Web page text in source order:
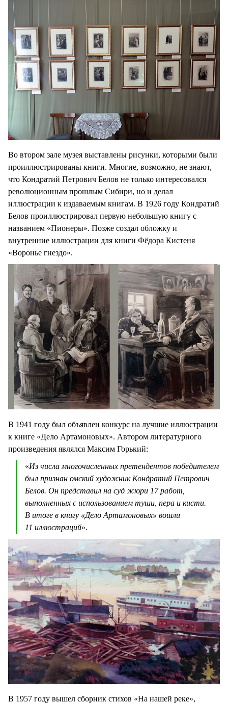
Во втором зале музея выставлены рисунки, которыми были
проиллюстрированы книги. Многие, возможно, не знают,
что Кондратий Петрович Белов не только интересовался
революционным прошлым Сибири, но и делал
иллюстрации к издаваемым книгам. В 1926 году Кондратий
Белов проиллюстрировал первую небольшую книгу с
названием «Пионеры». Позже создал обложку и
внутренние иллюстрации для книги Фёдора Кистеня
«Воронье гнездо».
В 1941 году был объявлен конкурс на лучшие иллюстрации
к книге «Дело Артамоновых». Автором литературного
произведения являлся Максим Горький:
«Из числа многочисленных претендентов победителем
был признан омский художник Кондратий Петрович
Белов. Он представил на суд жюри 17 работ,
выполненных с использованием туши, пера и кисти.
В итоге в книгу «Дело Артамоновых» вошли
11 иллюстраций».
В 1957 году вышел сборник стихов «На нашей реке»,